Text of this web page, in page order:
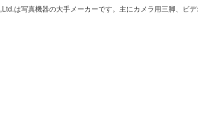
は写真機器の大手メーカーです。主にカメラ用三脚、ビ